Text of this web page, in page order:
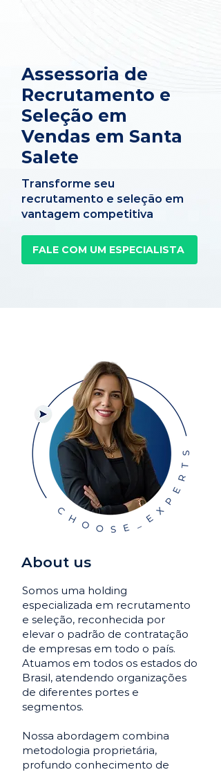
Assessoria de
Recrutamento e
Seleção em
Vendas em Santa
Salete
Transforme seu
recrutamento e seleção em
vantagem competitiva
FALE COM UM ESPECIALISTA
About us
Somos uma holding
especializada em recrutamento
e seleção, reconhecida por
elevar o padrão de contratação
de empresas em todo o país.
Atuamos em todos os estados do
Brasil, atendendo organizações
de diferentes portes e
segmentos.
Nossa abordagem combina
metodologia proprietária,
profundo conhecimento de